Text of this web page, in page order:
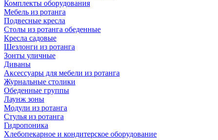
Комплекты оборудования
Мебель из ротанга
Подвесные кресла
Столы из ротанга обеденные
Кресла садовые
Шезлонги из ротанга
Зонты уличные
Диваны
Аксессуары для мебели из ротанга
Журнальные столики
Обеденные группы
Лаунж зоны
Модули из ротанга
Стулья из ротанга
Гидропоника
Хлебопекарное и кондитерское оборудование